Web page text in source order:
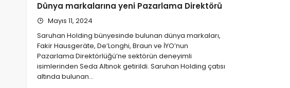
Dünya markalarına yeni Pazarlama Direktörü
Mayıs 11, 2024
Saruhan Holding bünyesinde bulunan dünya markaları,
Fakir Hausgeräte, De’Longhi, Braun ve İYO’nun
Pazarlama Direktörlüğü’ne sektörün deneyimli
isimlerinden Seda Altınok getirildi. Saruhan Holding çatısı
altında bulunan…